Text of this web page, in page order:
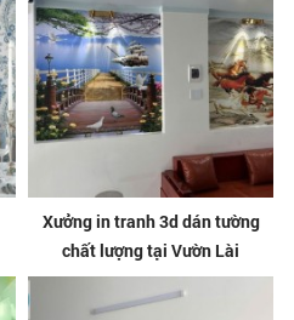
Xưởng in tranh 3d dán tường
chất lượng tại Vườn Lài